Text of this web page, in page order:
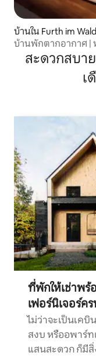
บ้านใน Furth im Wald
บ้านพักตากอากาศ |
ระเบียง
สะดวกสบา
เ
ที่พักให้เช่าพร้
เฟอร์นิเจอร์ค
ไม่ว่าจะเป็นเคบิ
สงบ หรืออพาร์ท
แสนสะดวก ก็มี